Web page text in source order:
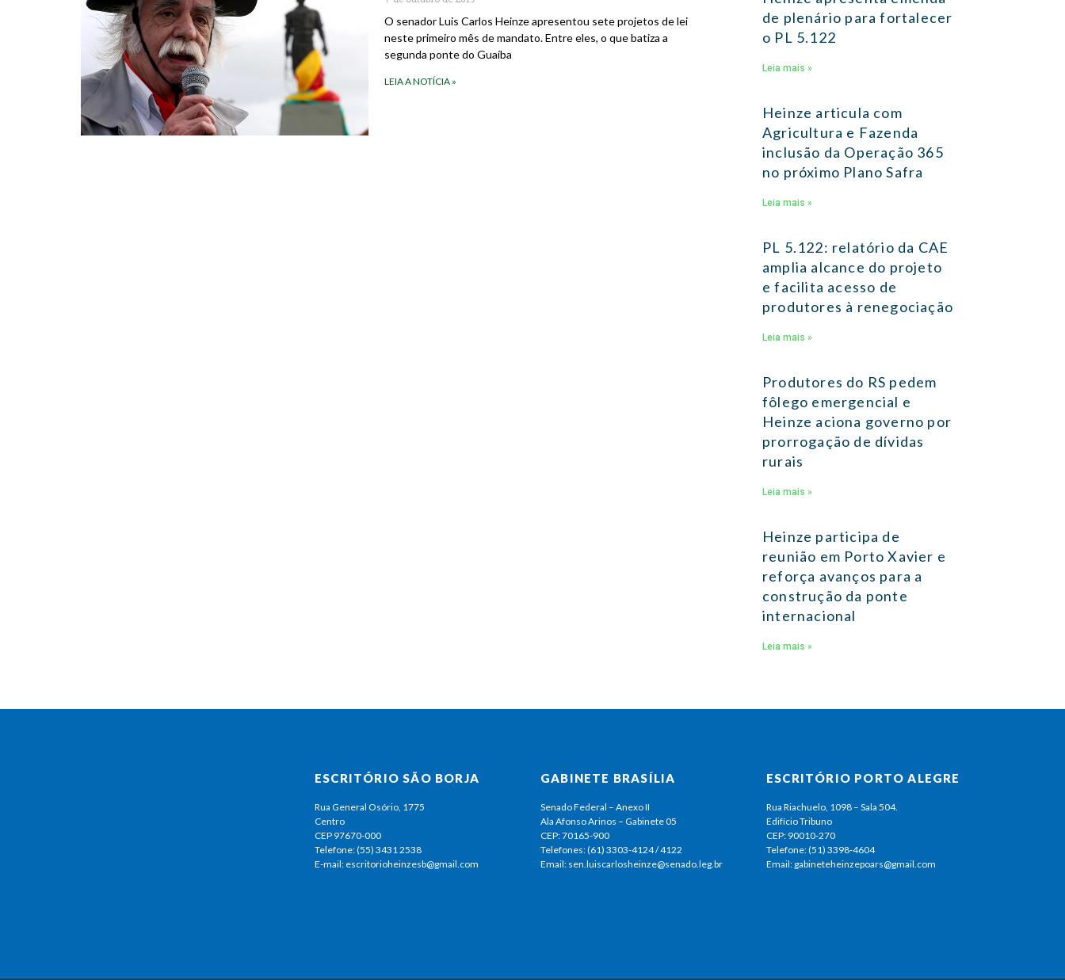
O senador Luis Carlos Heinze apresentou sete projetos de lei
neste primeiro mês de mandato. Entre eles, o que batiza a
segunda ponte do Guaíba
LEIA A NOTÍCIA »
de plenário para fortalecer
o PL 5.122
Leia mais »
Heinze articula com
Agricultura e Fazenda
inclusão da Operação 365
no próximo Plano Safra
Leia mais »
PL 5.122: relatório da CAE
amplia alcance do projeto
e facilita acesso de
produtores à renegociação
Leia mais »
Produtores do RS pedem
fôlego emergencial e
Heinze aciona governo por
prorrogação de dívidas
rurais
Leia mais »
Heinze participa de
reunião em Porto Xavier e
reforça avanços para a
construção da ponte
internacional
Leia mais »
ESCRITÓRIO SÃO BORJA
Rua General Osório, 1775
Centro
CEP 97670-000
Telefone: (55) 3431 2538
E-mail: escritorioheinzesb@gmail.com
GABINETE BRASÍLIA
Senado Federal – Anexo II
Ala Afonso Arinos – Gabinete 05
CEP: 70165-900
Telefones: (61) 3303-4124 / 4122
Email: sen.luiscarlosheinze@senado.leg.br
ESCRITÓRIO PORTO ALEGRE
Rua Riachuelo, 1098 – Sala 504.
Edifício Tribuno
CEP: 90010-270
Telefone: (51) 3398-4604
Email: gabineteheinzepoars@gmail.com